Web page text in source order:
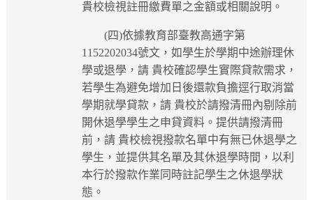
貴校檢視註冊繳費單之金額或相關說明。
(四)依據教育部臺教高通字第
1152202034號文，如學生於學期中途辦理休
學或退學，請 貴校確認學生實際貸款需求，
若學生為避免增加日後還款負擔逕行取消當
學期就學貸款，請 貴校於請撥清冊內剔除前
開休退學學生之申貸資料。提供請撥清冊
前，請 貴校檢視撥款名單中有無已休退學之
學生，並提供其名單及其休退學時間，以利
本行於撥款作業同時註記學生之休退學狀
態。